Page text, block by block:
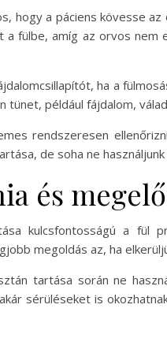
hogy a páciens kövesse
a fülbe, amíg az orvos
ha a
tünet, például fájdalom,
rendszeresen
de soha ne
és
kulcsfontosságú a fül
megoldás az, ha
tartása során ne
sérüléseket is